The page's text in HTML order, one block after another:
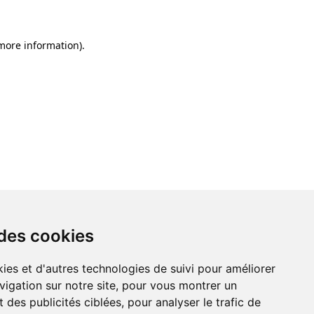
cookies
et d'autres technologies de suivi pour améliorer
sur notre site, pour vous montrer un
des publicités ciblées, pour analyser le trafic de
information).